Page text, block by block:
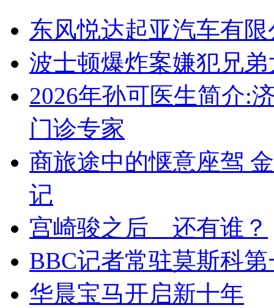
东风悦达起亚汽车有
波士顿爆炸案嫌犯兄
2026年孙可医生简介:
门诊专家
商旅途中的惬意座驾
记
宫崎骏之后 还有谁？
BBC记者常驻莫斯科
华晨宝马开启新十年